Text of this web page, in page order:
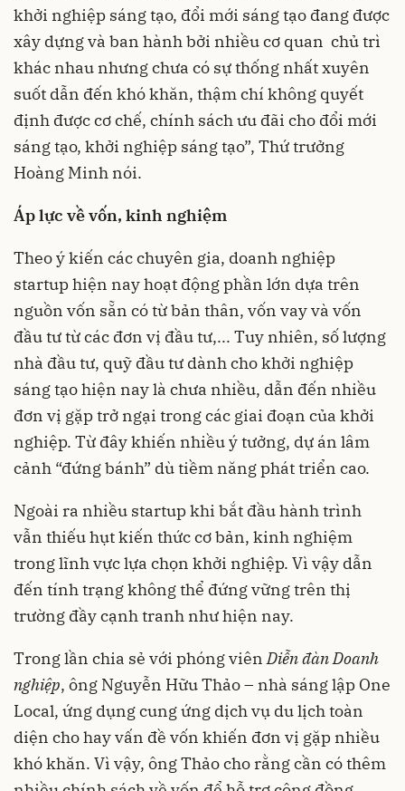
khởi nghiệp sáng tạo, đổi mới sáng tạo đang được
xây dựng và ban hành bởi nhiều cơ quan chủ trì
khác nhau nhưng chưa có sự thống nhất xuyên
suốt dẫn đến khó khăn, thậm chí không quyết
định được cơ chế, chính sách ưu đãi cho đổi mới
sáng tạo, khởi nghiệp sáng tạo”, Thứ trưởng
Hoàng Minh nói.
Áp lực về vốn, kinh nghiệm
Theo ý kiến các chuyên gia, doanh nghiệp
startup hiện nay hoạt động phần lớn dựa trên
nguồn vốn sẵn có từ bản thân, vốn vay và vốn
đầu tư từ các đơn vị đầu tư,... Tuy nhiên, số lượng
nhà đầu tư, quỹ đầu tư dành cho khởi nghiệp
sáng tạo hiện nay là chưa nhiều, dẫn đến nhiều
đơn vị gặp trở ngại trong các giai đoạn của khởi
nghiệp. Từ đây khiến nhiều ý tưởng, dự án lâm
cảnh “đứng bánh” dù tiềm năng phát triển cao.
Ngoài ra nhiều startup khi bắt đầu hành trình
vẫn thiếu hụt kiến thức cơ bản, kinh nghiệm
trong lĩnh vực lựa chọn khởi nghiệp. Vì vậy dẫn
đến tính trạng không thể đứng vững trên thị
trường đầy cạnh tranh như hiện nay.
Trong lần chia sẻ với phóng viên Diễn đàn Doanh
nghiệp, ông Nguyễn Hữu Thảo – nhà sáng lập One
Local, ứng dụng cung ứng dịch vụ du lịch toàn
diện cho hay vấn đề vốn khiến đơn vị gặp nhiều
khó khăn. Vì vậy, ông Thảo cho rằng cần có thêm